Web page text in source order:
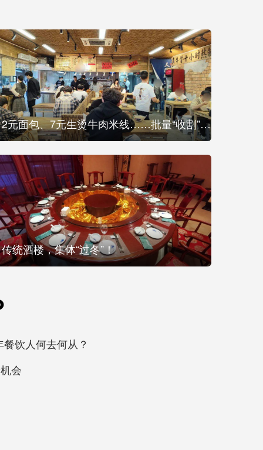
2元面包、7元生烫牛肉米线……批量“收割”创业者
传统酒楼，集体“过冬”！
饮人何去何从？
会